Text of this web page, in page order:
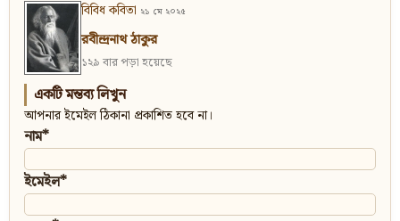
বিবিধ কবিতা ২১ মে ২০২৫
রবীন্দ্রনাথ ঠাকুর
১২৯ বার পড়া হয়েছে
একটি মন্তব্য লিখুন
আপনার ইমেইল ঠিকানা প্রকাশিত হবে না।
নাম*
ইমেইল*